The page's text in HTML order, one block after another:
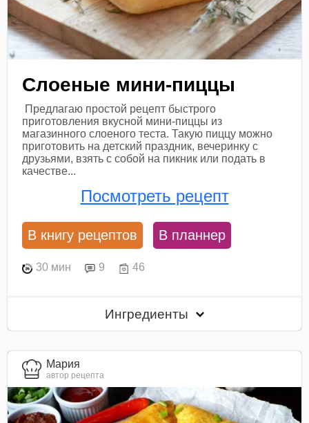
Слоеные мини-пиццы
Предлагаю простой рецепт быстрого
приготовления вкусной мини-пиццы из
магазинного слоеного теста. Такую пиццу можно
приготовить на детский праздник, вечеринку с
друзьями, взять с собой на пикник или подать в
качестве...
Посмотреть рецепт
В книгу рецептов В планнер
30 мин 9 46
Ингредиенты
Мария
автор рецепта